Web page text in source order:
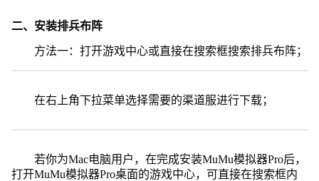
二、安装排兵布阵
方法一：打开游戏中心或直接在搜索框搜索排兵布阵；
在右上角下拉菜单选择需要的渠道服进行下载；
若你为Mac电脑用户，在完成安装MuMu模拟器Pro后，
打开MuMu模拟器Pro桌面的游戏中心，可直接在搜索框内